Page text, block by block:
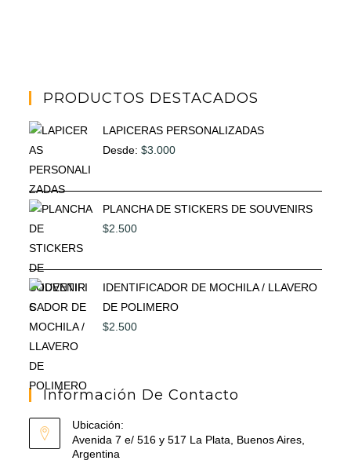
PRODUCTOS DESTACADOS
LAPICERAS PERSONALIZADAS
Desde:$3.000
PLANCHA DE STICKERS DE SOUVENIRS
$2.500
IDENTIFICADOR DE MOCHILA / LLAVERO
DE POLIMERO
$2.500
Información De Contacto
Ubicación:
Avenida 7 e/ 516 y 517 La Plata, Buenos Aires,
Argentina